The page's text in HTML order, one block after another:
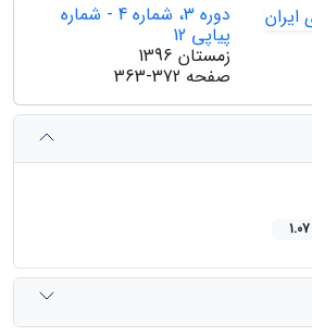
دوره 3، شماره 4 - شماره
پیاپی 12
زمستان 1396
صفحه 363-372